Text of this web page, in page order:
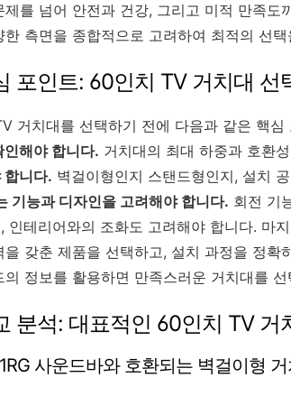
제를 넘어 안전과 건강, 그리고 미적 만족
한 측면을 종합적으로 고려하여 최적의 선
포인트: 60인치 TV 거치대 선
거치대를 선택하기 전에 다음과 같은 핵심
인해야 합니다. 거치대의 최대 하중과 호환
합니다. 벽걸이형인지 스탠드형인지, 설치
기능과 디자인을 고려해야 합니다. 회전 기
인테리어와의 조화도 고려해야 합니다. 마
을 갖춘 제품을 선택하고, 설치 과정을 정
의 정보를 활용하면 만족스러운 거치대를
분석: 대표적인 60인치 TV 거
사운드바와 호환되는 벽걸이형